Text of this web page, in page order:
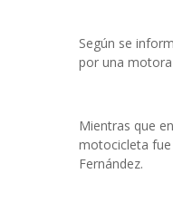
Según se
por una
Mientras que
motocicleta fue
Fernández.